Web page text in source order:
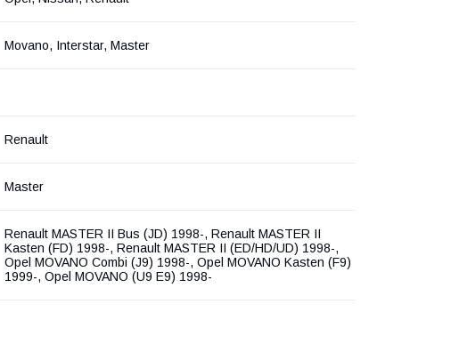
Movano, Interstar, Master
Renault
Master
Renault MASTER II Bus (JD) 1998-, Renault MASTER II
Kasten (FD) 1998-, Renault MASTER II (ED/HD/UD) 1998-,
Opel MOVANO Combi (J9) 1998-, Opel MOVANO Kasten (F9)
1999-, Opel MOVANO (U9 E9) 1998-